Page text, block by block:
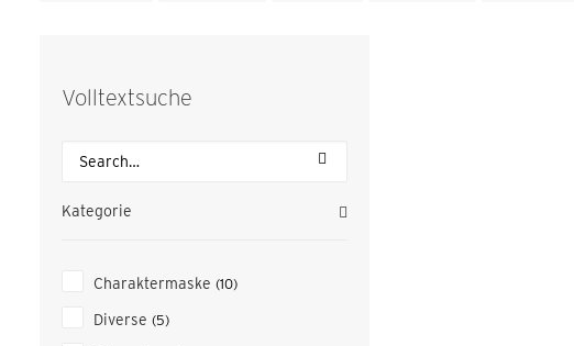
Volltextsuche
Kategorie
Charaktermaske (10)
Diverse (5)